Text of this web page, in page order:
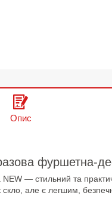
Опис
фуршетна-
— стильний та
скло, але є легшим,